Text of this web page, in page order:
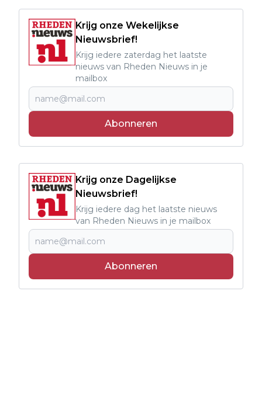
Krijg onze Wekelijkse
Nieuwsbrief!
Krijg iedere zaterdag het laatste
nieuws van Rheden Nieuws in je
mailbox
Abonneren
Krijg onze Dagelijkse
Nieuwsbrief!
Krijg iedere dag het laatste nieuws
van Rheden Nieuws in je mailbox
Abonneren